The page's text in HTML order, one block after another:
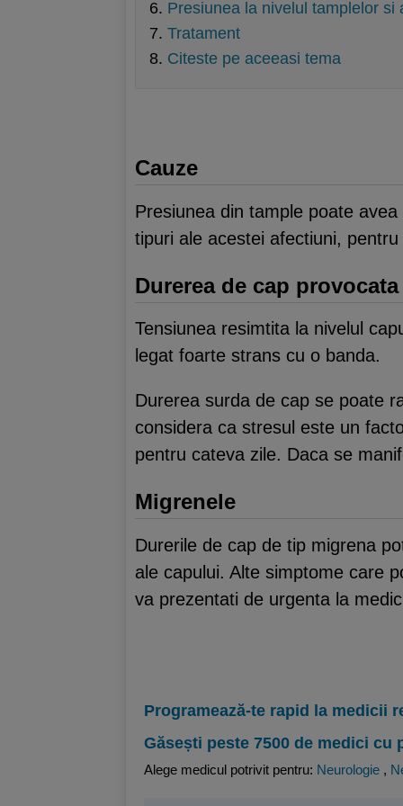
Presiunea la nivelul tamplelor si
Tratament
Citeste pe aceeasi tema
Cauze
Presiunea din tample poate
tipuri ale acestei afectiuni,
Durerea de cap
Tensiunea resimtita la nivelul
legat foarte strans cu o banda.
Durerea surda de cap se poate
considera ca stresul este un
pentru cateva zile. Daca se
Migrenele
Durerile de cap de tip migrena
ale capului. Alte simptome care
va prezentati de urgenta la
Programează-te rapid la medicii
Găsești peste 7500 de medici cu
Alege medicul potrivit pentru: Neurologie ,